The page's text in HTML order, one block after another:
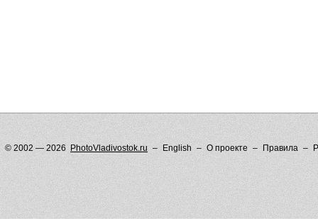
© 2002 — 2026 PhotoVladivostok.ru English О проекте Правила